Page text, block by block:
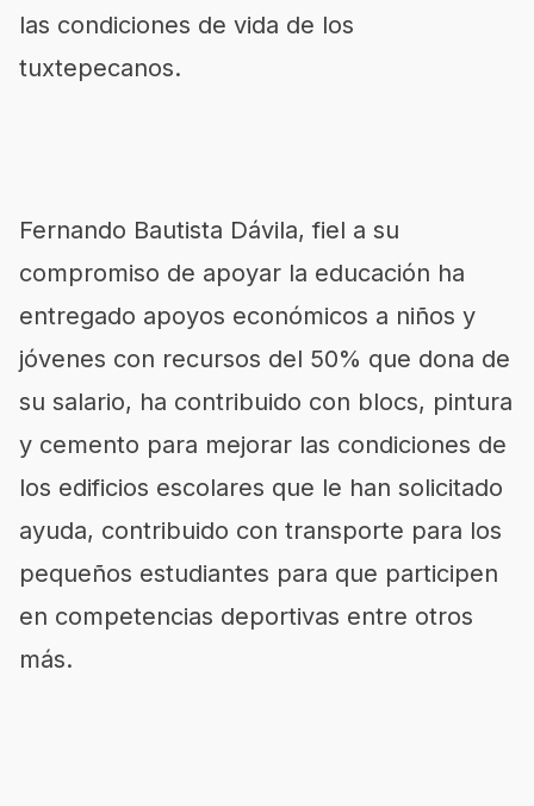
las condiciones de vida de los
tuxtepecanos.
Fernando Bautista Dávila, fiel a su
compromiso de apoyar la educación ha
entregado apoyos económicos a niños y
jóvenes con recursos del 50% que dona de
su salario, ha contribuido con blocs, pintura
y cemento para mejorar las condiciones de
los edificios escolares que le han solicitado
ayuda, contribuido con transporte para los
pequeños estudiantes para que participen
en competencias deportivas entre otros
más.